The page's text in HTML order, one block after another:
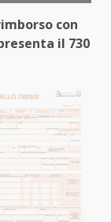
con
il 730